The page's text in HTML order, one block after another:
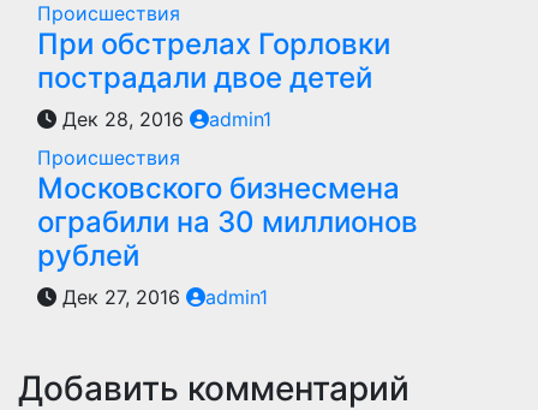
Происшествия
При обстрелах Горловки
пострадали двое детей
Дек 28, 2016
admin1
Происшествия
Московского бизнесмена
ограбили на 30 миллионов
рублей
Дек 27, 2016 admin1
Добавить комментарий